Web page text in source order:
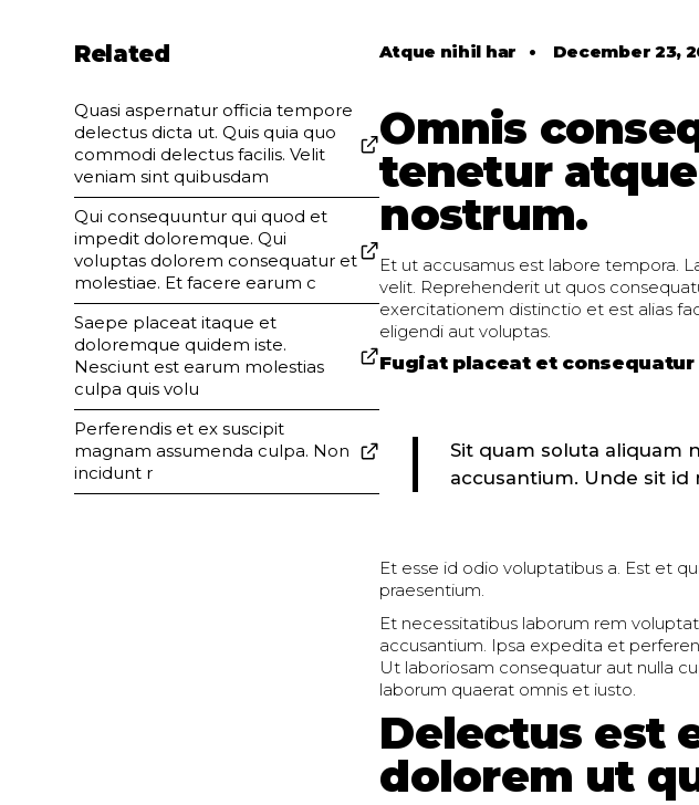
Related
Quasi aspernatur officia tempore
delectus dicta ut. Quis quia quo
commodi delectus facilis. Velit
veniam sint quibusdam
Qui consequuntur qui quod et
impedit doloremque. Qui
voluptas dolorem consequatur et
molestiae. Et facere earum c
Saepe placeat itaque et
doloremque quidem iste.
Nesciunt est earum molestias
culpa quis volu
Perferendis et ex suscipit
magnam assumenda culpa. Non
incidunt r
Atque nihil har • December 23,
Omnis
tenetur
nostrum.
Et ut accusamus est labore tempora.
velit. Reprehenderit ut quos
exercitationem distinctio et est alias
eligendi aut voluptas.
Fugiat placeat et consequatur
Sit quam soluta aliquam
accusantium. Unde sit id
Et esse id odio voluptatibus a. Est et
praesentium.
Et necessitatibus laborum rem
accusantium. Ipsa expedita et
Ut laboriosam consequatur aut nulla
laborum quaerat omnis et iusto.
Delectus est
dolorem ut